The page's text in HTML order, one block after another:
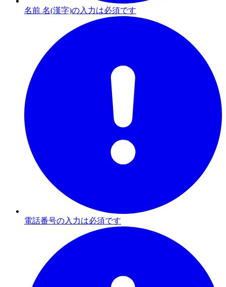
名前 名(漢字)の入力は必須です
電話番号の入力は必須です